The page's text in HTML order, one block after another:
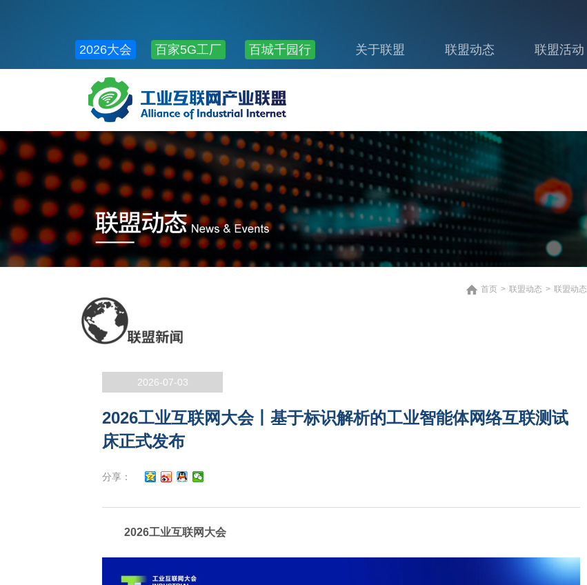
2026大会 百家5G工厂 百城千园行 关于联盟 联盟动态 联盟活动
公共服务
首页 > 联盟动态 > 联盟动态
2026-07-03
2026工业互联网大会丨基于标识解析的工业智能体网络互联测试
床正式发布
分享：
2026工业互联网大会